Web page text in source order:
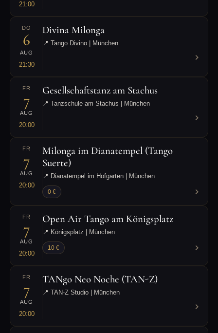
21:00
DO
6
AUG
21:30
Divina Milonga
📍 Tango Divino | München
FR
7
AUG
20:00
Gesellschaftstanz am Stachus
📍 Tanzschule am Stachus | München
FR
7
AUG
20:00
Milonga im Dianatempel (Tango
Suerte)
📍 Dianatempel im Hofgarten | München
0 €
FR
7
AUG
20:00
Open Air Tango am Königsplatz
📍 Königsplatz | München
10 €
FR
7
AUG
20:00
TANgo Neo Noche (TAN-Z)
📍 TAN-Z Studio | München